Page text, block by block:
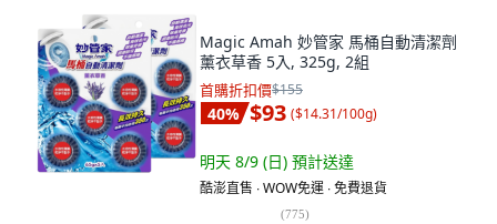
Magic Amah 妙管家 馬桶自動清潔劑
薰衣草香 5入, 325g, 2組
首購折扣價$155
40% $93 ($14.31/100g)
明天 8/9 (日) 預計送達
酷澎直售 ∙ WOW免運 ∙ 免費退貨
(775)